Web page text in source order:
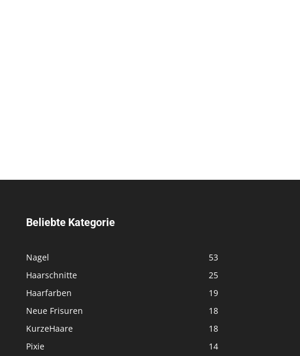
Beliebte Kategorie
Nagel
53
Haarschnitte
25
Haarfarben
19
Neue Frisuren
18
KurzeHaare
18
Pixie
14